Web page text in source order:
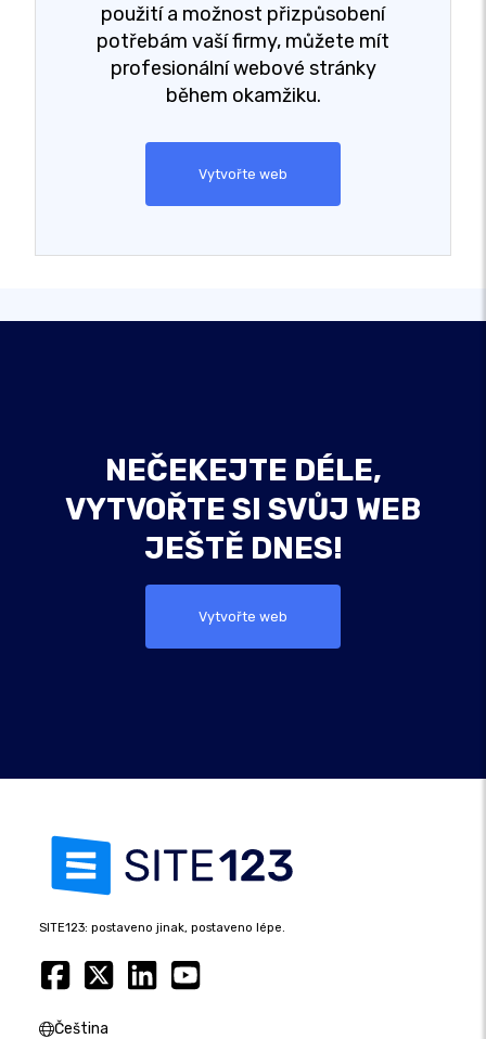
použití a možnost přizpůsobení
potřebám vaší firmy, můžete mít
profesionální webové stránky
během okamžiku.
Vytvořte web
NEČEKEJTE DÉLE,
VYTVOŘTE SI SVŮJ WEB
JEŠTĚ DNES!
Vytvořte web
SITE123: postaveno jinak, postaveno lépe.
Čeština